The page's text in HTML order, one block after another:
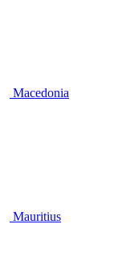
Macedonia
Mauritius